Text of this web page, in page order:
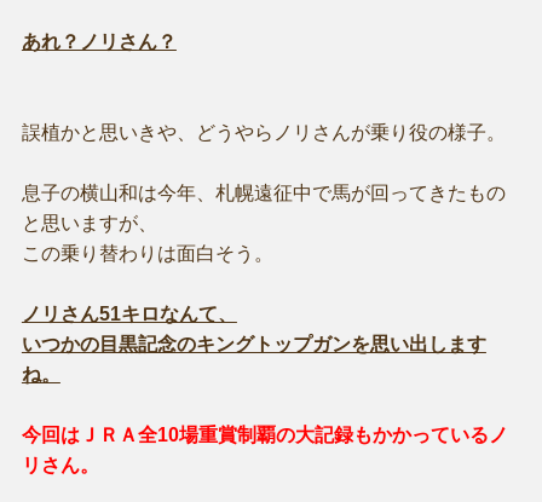
あれ？ノリさん？
誤植かと思いきや、どうやらノリさんが乗り役の様子。
息子の横山和は今年、札幌遠征中で馬が回ってきたもの
と思いますが、
この乗り替わりは面白そう。
ノリさん51キロなんて、
いつかの目黒記念のキングトップガンを思い出します
ね。
今回はＪＲＡ全10場重賞制覇の大記録もかかっているノ
リさん。